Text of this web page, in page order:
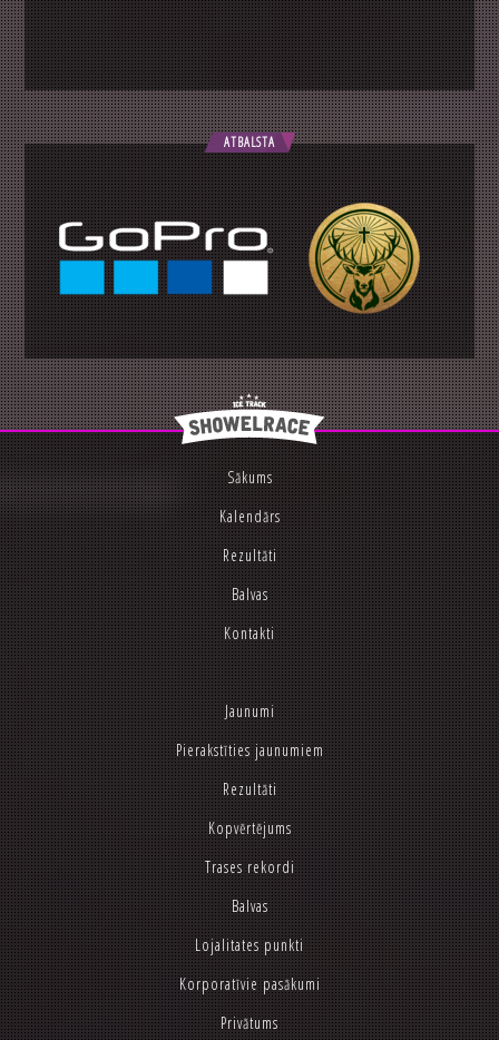
ATBALSTA
Sākums
Kalendārs
Rezultāti
Balvas
Kontakti
Jaunumi
Pierakstīties jaunumiem
Rezultāti
Kopvērtējums
Trases rekordi
Balvas
Lojalitates punkti
Korporatīvie pasākumi
Privātums